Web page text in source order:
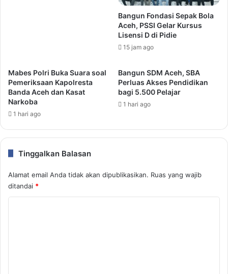
Bangun Fondasi Sepak Bola
Aceh, PSSI Gelar Kursus
Lisensi D di Pidie
15 jam ago
Mabes Polri Buka Suara soal
Pemeriksaan Kapolresta
Banda Aceh dan Kasat
Narkoba
1 hari ago
Bangun SDM Aceh, SBA
Perluas Akses Pendidikan
bagi 5.500 Pelajar
1 hari ago
Tinggalkan Balasan
Alamat email Anda tidak akan dipublikasikan. Ruas yang wajib
ditandai *